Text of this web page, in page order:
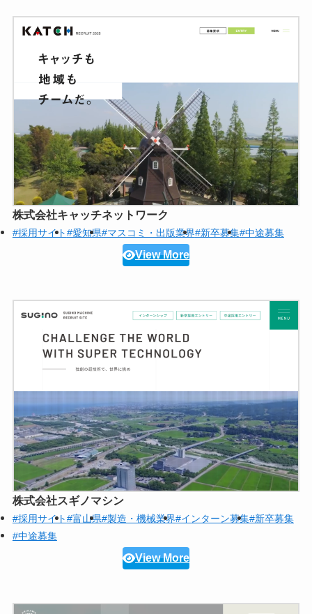
株式会社キャッチネットワーク
#採用サイト#愛知県#マスコミ・出版業界#新卒募集#中途募集
View More
株式会社スギノマシン
#採用サイト#富山県#製造・機械業界#インターン募集#新卒募集
#中途募集
View More